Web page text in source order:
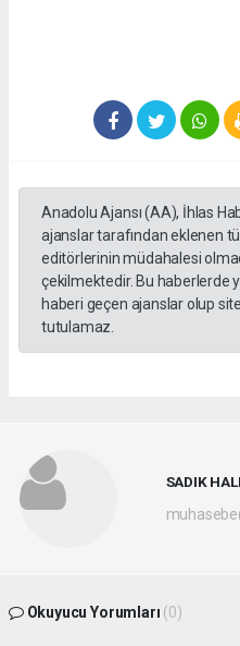
Anadolu Ajansı (AA), İhlas
ajanslar tarafından eklenen
editörlerinin müdahalesi
çekilmektedir. Bu haberlerde
haberi geçen ajanslar olup
tutulamaz.
SADIK
Okuyucu Yorumları (0)